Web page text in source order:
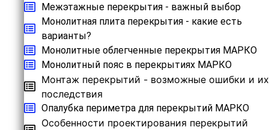
Межэтажные перекрытия - важный выбор
Монолитная плита перекрытия - какие есть
варианты?
Монолитные облегченные перекрытия МАРКО
Монолитный пояс в перекрытиях МАРКО
Монтаж перекрытий - возможные ошибки и их
последствия
Опалубка периметра для перекрытий МАРКО
Особенности проектирования перекрытий